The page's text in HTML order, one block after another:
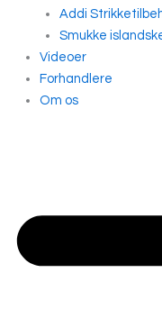
Addi
Smukke
Videoer
Forhandlere
Om os